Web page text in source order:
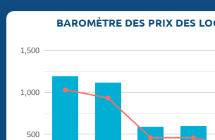
BAROMÈTRE DES PRIX DES
500
1,000
1,500